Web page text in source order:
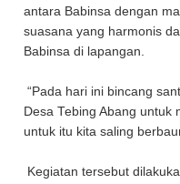
antara Babinsa dengan
suasana yang harmonis
Babinsa di lapangan.
“Pada hari ini bincang
Desa Tebing Abang untuk
untuk itu kita saling
Kegiatan tersebut